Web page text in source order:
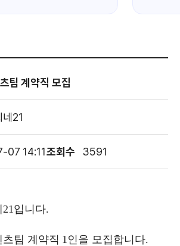
팀 계약직 모집
네21
07 14:11조회수 3591
21입니다.
팀 계약직 1인을 모집합니다.